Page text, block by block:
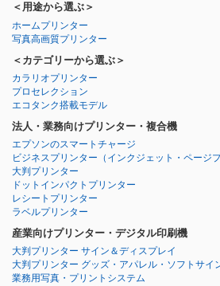
＜用途から選ぶ＞
ホームプリンター
写真高画質プリンター
＜カテゴリーから選ぶ＞
カラリオプリンター
プロセレクション
エコタンク搭載モデル
法人・業務向けプリンター・複合機
エプソンのスマートチャージ
ビジネスプリンター （インクジェット・ページ
大判プリンター
ドットインパクトプリンター
レシートプリンター
ラベルプリンター
産業向けプリンター・デジタル印刷機
大判プリンター サイン＆ディスプレイ
大判プリンター グッズ・アパレル・ソフトサイ
業務用写真・プリントシステム